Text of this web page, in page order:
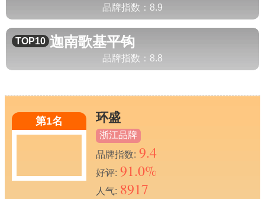
品牌指数： 8.9
TOP10 迦南歌基平钩
品牌指数： 8.8
第1名 环盛
浙江品牌
品牌指数: 9.4
好评: 91.0%
人气: 8917